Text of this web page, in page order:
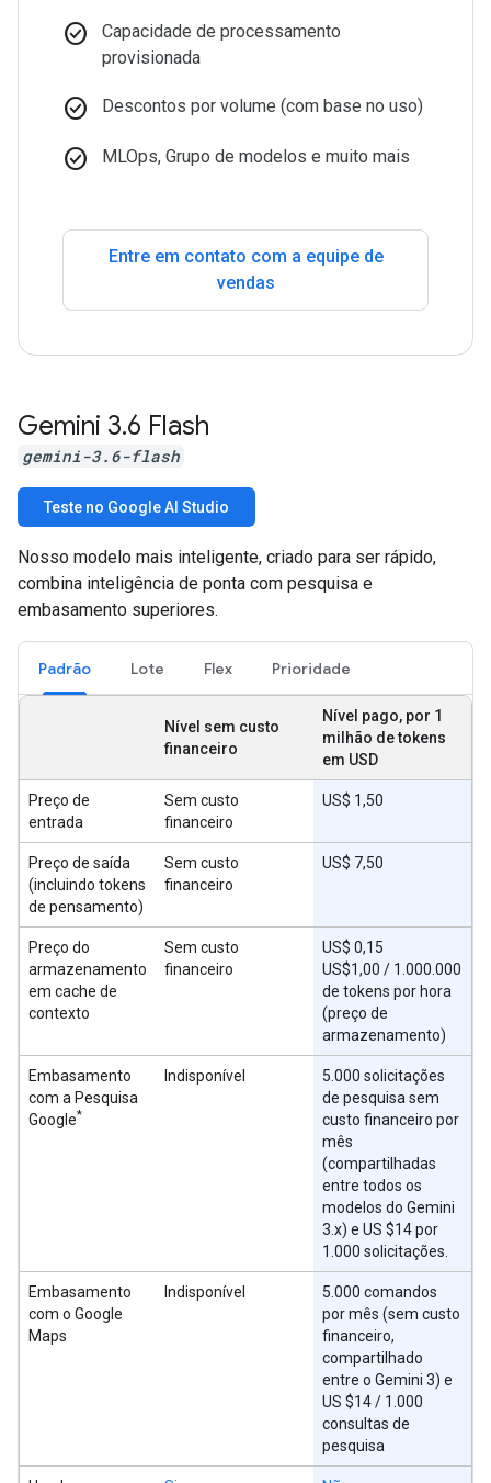
check_circle
Capacidade de processamento
provisionada
check_circle Descontos por volume (com base no uso)
check_circle MLOps, Grupo de modelos e muito mais
Entre em contato com a equipe de
vendas
Gemini 3.6 Flash
gemini-3.6-flash
Teste no Google AI Studio
Nosso modelo mais inteligente, criado para ser rápido,
combina inteligência de ponta com pesquisa e
embasamento superiores.
Padrão Lote Flex Prioridade
Nível sem custo
financeiro
Nível pago, por 1
milhão de tokens
em USD
Preço de
entrada
Sem custo
financeiro
US$ 1,50
Preço de saída
(incluindo tokens
de pensamento)
Sem custo
financeiro
US$ 7,50
Preço do
armazenamento
em cache de
contexto
Sem custo
financeiro
US$ 0,15
US$1,00 / 1.000.000
de tokens por hora
(preço de
armazenamento)
Embasamento
com a Pesquisa
Google*
Indisponível
5.000 solicitações
de pesquisa sem
custo financeiro por
mês
(compartilhadas
entre todos os
modelos do Gemini
3.x) e US $14 por
1.000 solicitações.
Embasamento
com o Google
Maps
Indisponível
5.000 comandos
por mês (sem custo
financeiro,
compartilhado
entre o Gemini 3) e
US $14 / 1.000
consultas de
pesquisa